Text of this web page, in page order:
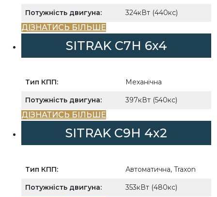
Потужність двигуна: 324кВт (440кс)
ДІЗНАТИСЬ БІЛЬШЕ
SITRAK C7H 6x4
Тип КПП: Механічна
Потужність двигуна: 397кВт (540кс)
ДІЗНАТИСЬ БІЛЬШЕ
SITRAK С9H 4x2
Тип КПП: Автоматична, Traxon
Потужність двигуна: 353кВт (480кс)